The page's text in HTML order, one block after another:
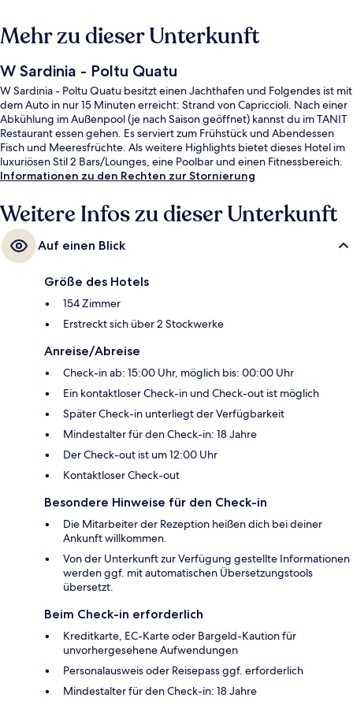
Mehr zu dieser Unterkunft
W Sardinia - Poltu Quatu
W Sardinia - Poltu Quatu besitzt einen Jachthafen und Folgendes ist mit
dem Auto in nur 15 Minuten erreicht: Strand von Capriccioli. Nach einer
Abkühlung im Außenpool (je nach Saison geöffnet) kannst du im TANIT
Restaurant essen gehen. Es serviert zum Frühstück und Abendessen
Fisch und Meeresfrüchte. Als weitere Highlights bietet dieses Hotel im
luxuriösen Stil 2 Bars/Lounges, eine Poolbar und einen Fitnessbereich.
Informationen zu den Rechten zur Stornierung
Weitere Infos zu dieser Unterkunft
Auf einen Blick
Größe des Hotels
154 Zimmer
Erstreckt sich über 2 Stockwerke
Anreise/Abreise
Check-in ab: 15:00 Uhr, möglich bis: 00:00 Uhr
Ein kontaktloser Check-in und Check-out ist möglich
Später Check-in unterliegt der Verfügbarkeit
Mindestalter für den Check-in: 18 Jahre
Der Check-out ist um 12:00 Uhr
Kontaktloser Check-out
Besondere Hinweise für den Check-in
Die Mitarbeiter der Rezeption heißen dich bei deiner
Ankunft willkommen.
Von der Unterkunft zur Verfügung gestellte Informationen
werden ggf. mit automatischen Übersetzungstools
übersetzt.
Beim Check-in erforderlich
Kreditkarte, EC-Karte oder Bargeld-Kaution für
unvorhergesehene Aufwendungen
Personalausweis oder Reisepass ggf. erforderlich
Mindestalter für den Check-in: 18 Jahre